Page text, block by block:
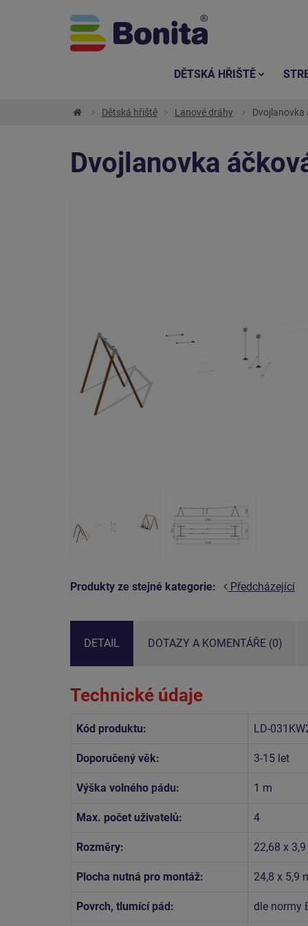
Dětská hřiště Lanové dráhy Dvojlanovka
Dvojlanovka
Produkty ze stejné kategorie: Předcházející
DETAIL DOTAZY A KOMENTÁŘE (0)
Technické údaje
Kód produktu: LD-
Doporučený věk: 3-15 let
Výška volného pádu: 1 m
Max. počet uživatelů: 4
Rozměry: 22,68 x
Plocha nutná pro montáž: 24,8 x 5,9
Povrch, tlumící pád: dle normy
DĚTSKÁ HŘIŠTĚ